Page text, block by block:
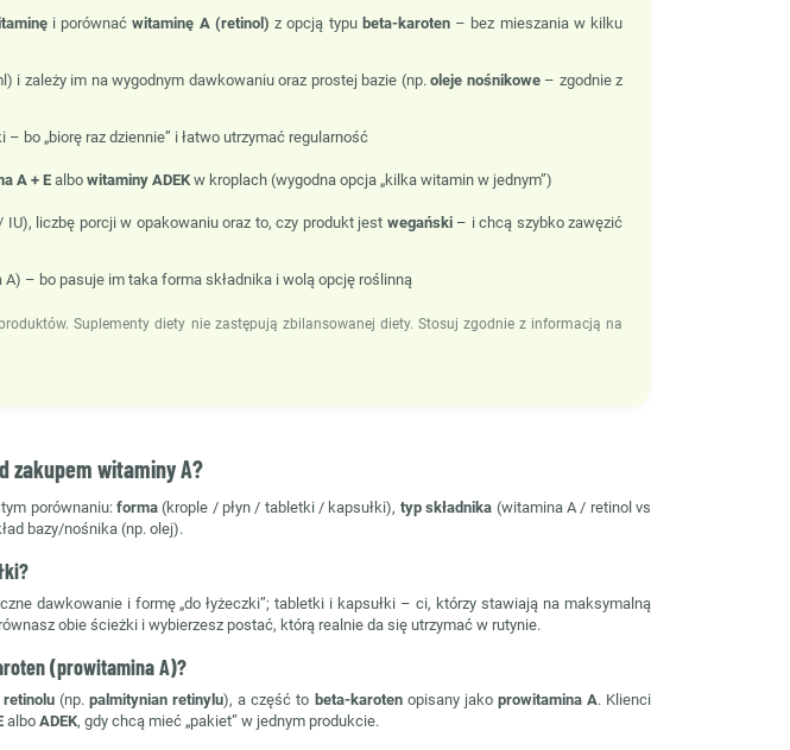
i porównaćwitaminę A (retinol) z opcją typu beta-karoten– bez mieszania w kilku
i zależy im na wygodnym dawkowaniu oraz prostej bazie (np. oleje nośnikowe– zgodnie z
– bo „biorę raz dziennie” i łatwo utrzymać regularność
A + E albo witaminy ADEK w kroplach (wygodna opcja „kilka witamin w jednym”)
liczbę porcji w opakowaniu oraz to, czy produkt jest wegański– i chcą szybko zawęzić
A) – bo pasuje im taka forma składnika i wolą opcję roślinną
Suplementy diety nie zastępują zbilansowanej diety. Stosuj zgodnie z informacją na
zakupem witaminy A?
porównaniu: forma(krople / płyn / tabletki / kapsułki), typ składnika (witamina A / retinol vs
bazy/nośnika (np. olej).
dawkowanie i formę „do łyżeczki”; tabletki i kapsułki – ci, którzy stawiają na maksymalną
obie ścieżki i wybierzesz postać, którą realnie da się utrzymać w rutynie.
(prowitamina A)?
retinolu(np. palmitynian retinylu), a część to beta-karotenopisany jako prowitamina A. Klienci
albo ADEK, gdy chcą mieć „pakiet” w jednym produkcie.